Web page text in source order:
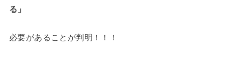
る」
必要があることが判明！！！